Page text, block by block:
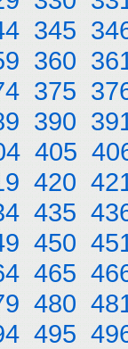
345
360
375
390
405
420
435
450
465
480
495